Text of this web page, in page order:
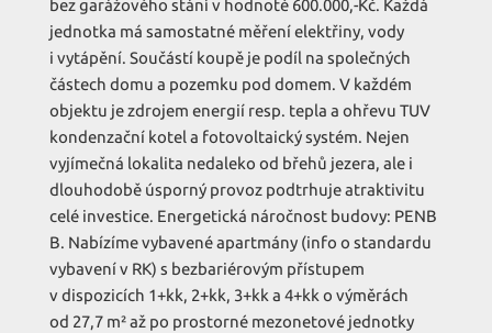
bez garážového stání v hodnotě 600.000,-Kč. Každá
jednotka má samostatné měření elektřiny, vody
i vytápění. Součástí koupě je podíl na společných
částech domu a pozemku pod domem. V každém
objektu je zdrojem energií resp. tepla a ohřevu TUV
kondenzační kotel a fotovoltaický systém. Nejen
vyjímečná lokalita nedaleko od břehů jezera, ale i
dlouhodobě úsporný provoz podtrhuje atraktivitu
celé investice. Energetická náročnost budovy: PENB
B. Nabízíme vybavené apartmány (info o standardu
vybavení v RK) s bezbariérovým přístupem
v dispozicích 1+kk, 2+kk, 3+kk a 4+kk o výměrách
od 27,7 m² až po prostorné mezonetové jednotky